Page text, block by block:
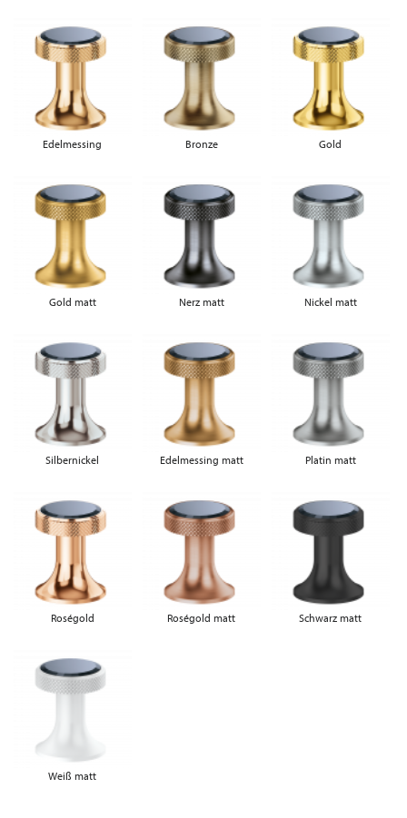
Edelmessing Bronze Gold
Gold matt Nerz matt Nickel matt
Silbernickel Edelmessing matt Platin matt
Roségold Roségold matt Schwarz matt
Weiß matt